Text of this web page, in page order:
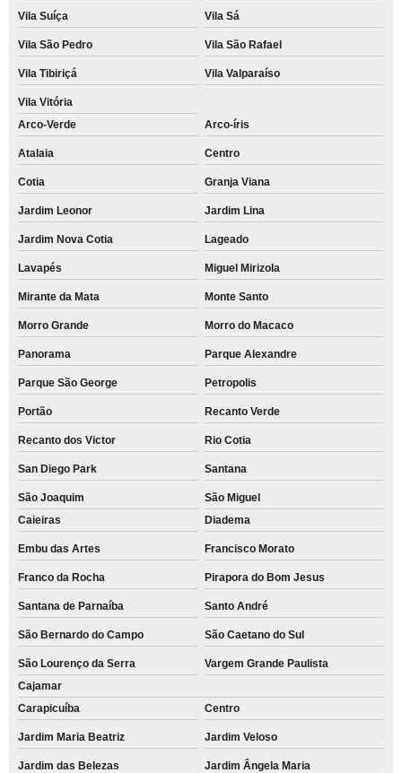
Vila Suíça Vila Sá
Vila São Pedro Vila São Rafael
Vila Tibiriçá Vila Valparaíso
Vila Vitória
Arco-Verde
Arco-íris
Atalaia Centro
Cotia Granja Viana
Jardim Leonor Jardim Lina
Jardim Nova Cotia Lageado
Lavapés Miguel Mirizola
Mirante da Mata Monte Santo
Morro Grande Morro do Macaco
Panorama Parque Alexandre
Parque São George Petropolis
Portão Recanto Verde
Recanto dos Victor Rio Cotia
San Diego Park Santana
São Joaquim
São Miguel
Caieiras
Diadema
Embu das Artes Francisco Morato
Franco da Rocha Pirapora do Bom Jesus
Santana de Parnaíba Santo André
São Bernardo do Campo São Caetano do Sul
São Lourenço da Serra
Vargem Grande Paulista
Cajamar
Carapicuíba
Centro
Jardim Maria Beatriz Jardim Veloso
Jardim das Belezas Jardim Ângela Maria